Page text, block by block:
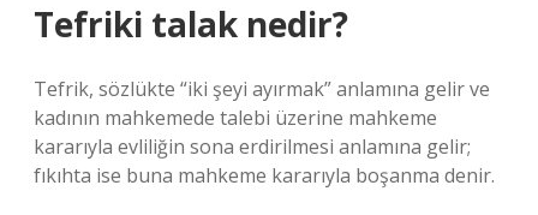
Tefriki talak nedir?
Tefrik, sözlükte “iki şeyi ayırmak” anlamına gelir ve
kadının mahkemede talebi üzerine mahkeme
kararıyla evliliğin sona erdirilmesi anlamına gelir;
fıkıhta ise buna mahkeme kararıyla boşanma denir.